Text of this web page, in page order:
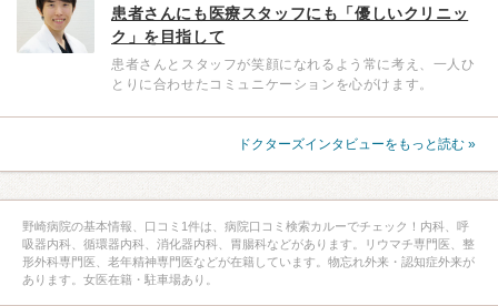
患者さんにも医療スタッフにも「優しいクリニッ
ク」を目指して
患者さんとスタッフが笑顔になれるよう常に考え、一人ひ
とりに合わせたコミュニケーションを心がけます。
ドクターズインタビューをもっと読む »
野崎病院の基本情報、口コミ1件は、病院口コミ検索カルーでチェック！内科、呼
吸器内科、循環器内科、消化器内科、胃腸科などがあります。リウマチ専門医、整
形外科専門医、老年精神専門医などが在籍しています。物忘れ外来・認知症外来が
あります。女医在籍・駐車場あり。